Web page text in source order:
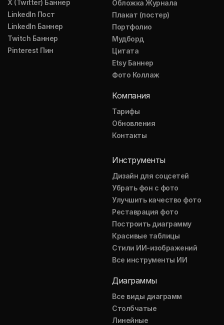
X (Twitter) Баннер
LinkedIn Пост
LinkedIn Баннер
Twitch Баннер
Pinterest Пин
Обложка Журнала
Плакат (постер)
Портфолио
Мудборд
Цитата
Etsy Баннер
Фото Коллаж
Компания
Тарифы
Обновления
Контакты
Инструменты
Дизайн для соцсетей
Убрать фон с фото
Улучшить качество фото
Реставрация фото
Построить диаграмму
Красивые таблицы
Стили ИИ-изображений
Все инструменты ИИ
Диаграммы
Все виды диаграмм
Столбчатые
Линейные